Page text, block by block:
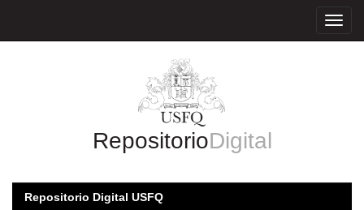
RepositorioDigital
Repositorio Digital USFQ